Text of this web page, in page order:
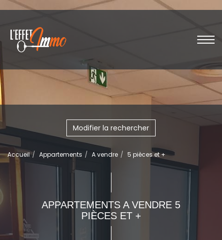
Modifier la rechercher
Accueil Appartements A vendre 5 pièces et +
APPARTEMENTS A VENDRE 5
PIÈCES ET +